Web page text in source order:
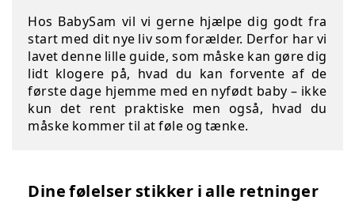
Hos BabySam vil vi gerne hjælpe dig godt fra
start med dit nye liv som forælder. Derfor har vi
lavet denne lille guide, som måske kan gøre dig
lidt klogere på, hvad du kan forvente af de
første dage hjemme med en nyfødt baby – ikke
kun det rent praktiske men også, hvad du
måske kommer til at føle og tænke.
Dine følelser stikker i alle retninger